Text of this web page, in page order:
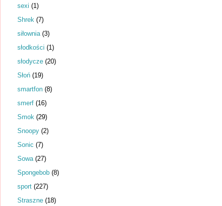
sexi (1)
Shrek (7)
siłownia (3)
słodkości (1)
słodycze (20)
Słoń (19)
smartfon (8)
smerf (16)
Smok (29)
Snoopy (2)
Sonic (7)
Sowa (27)
Spongebob (8)
sport (227)
Straszne (18)